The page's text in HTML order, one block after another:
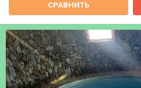
СРАВНИТЬ